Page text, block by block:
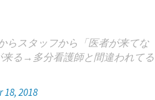
らスタッフから「医者が来てな
る→多分看護師と間違われてる
18, 2018